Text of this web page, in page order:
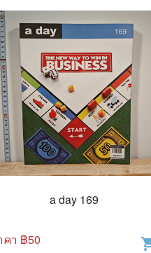
a day 169
คา ฿50